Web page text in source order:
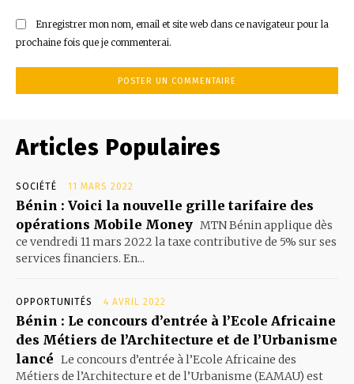
Enregistrer mon nom, email et site web dans ce navigateur pour la
prochaine fois que je commenterai.
Articles Populaires
SOCIÉTÉ 11 MARS 2022
Bénin : Voici la nouvelle grille tarifaire des
opérations Mobile Money MTN Bénin applique dès
ce vendredi 11 mars 2022 la taxe contributive de 5% sur ses
services financiers. En...
OPPORTUNITÉS 4 AVRIL 2022
Bénin : Le concours d’entrée à l’Ecole Africaine
des Métiers de l’Architecture et de l’Urbanisme
lancé Le concours d’entrée à l’Ecole Africaine des
Métiers de l’Architecture et de l’Urbanisme (EAMAU) est